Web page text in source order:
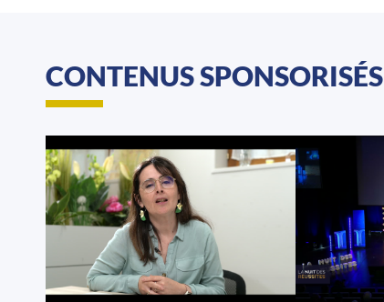
CONTENUS SPONSORISÉS